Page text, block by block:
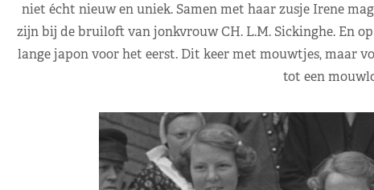
niet écht nieuw en uniek. Samen met haar zusje Irene
zijn bij de bruiloft van jonkvrouw CH. L.M. Sickinghe. En
lange japon voor het eerst. Dit keer met mouwtjes, maar
tot een